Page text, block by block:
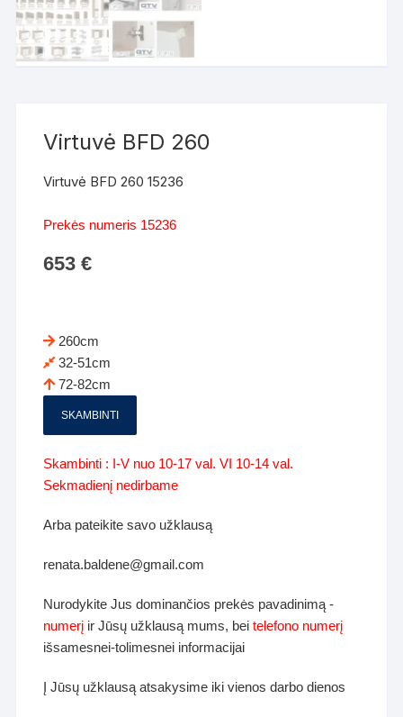
Virtuvė BFD 260
Virtuvė BFD 260 15236
Prekės numeris 15236
653€
260cm
32-51cm
72-82cm
SKAMBINTI
Skambinti : I-V nuo 10-17 val. VI 10-14 val.
Sekmadienį nedirbame
Arba pateikite savo užklausą
renata.baldene@gmail.com
Nurodykite Jus dominančios prekės pavadinimą -
numerį ir Jūsų užklausą mums, beitelefono numerį
išsamesnei-tolimesnei informacijai
Į Jūsų užklausą atsakysime iki vienos darbo dienos